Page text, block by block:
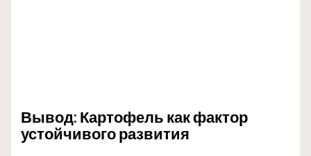
Вывод: Картофель как фактор
устойчивого развития